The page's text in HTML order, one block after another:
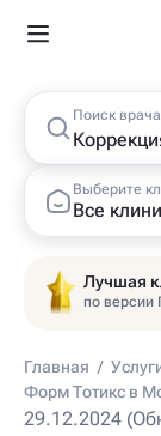
Поиск
Выберите
Все
Лучшая
по версии
Главная /
Форм Тотикс в
29.12.2024